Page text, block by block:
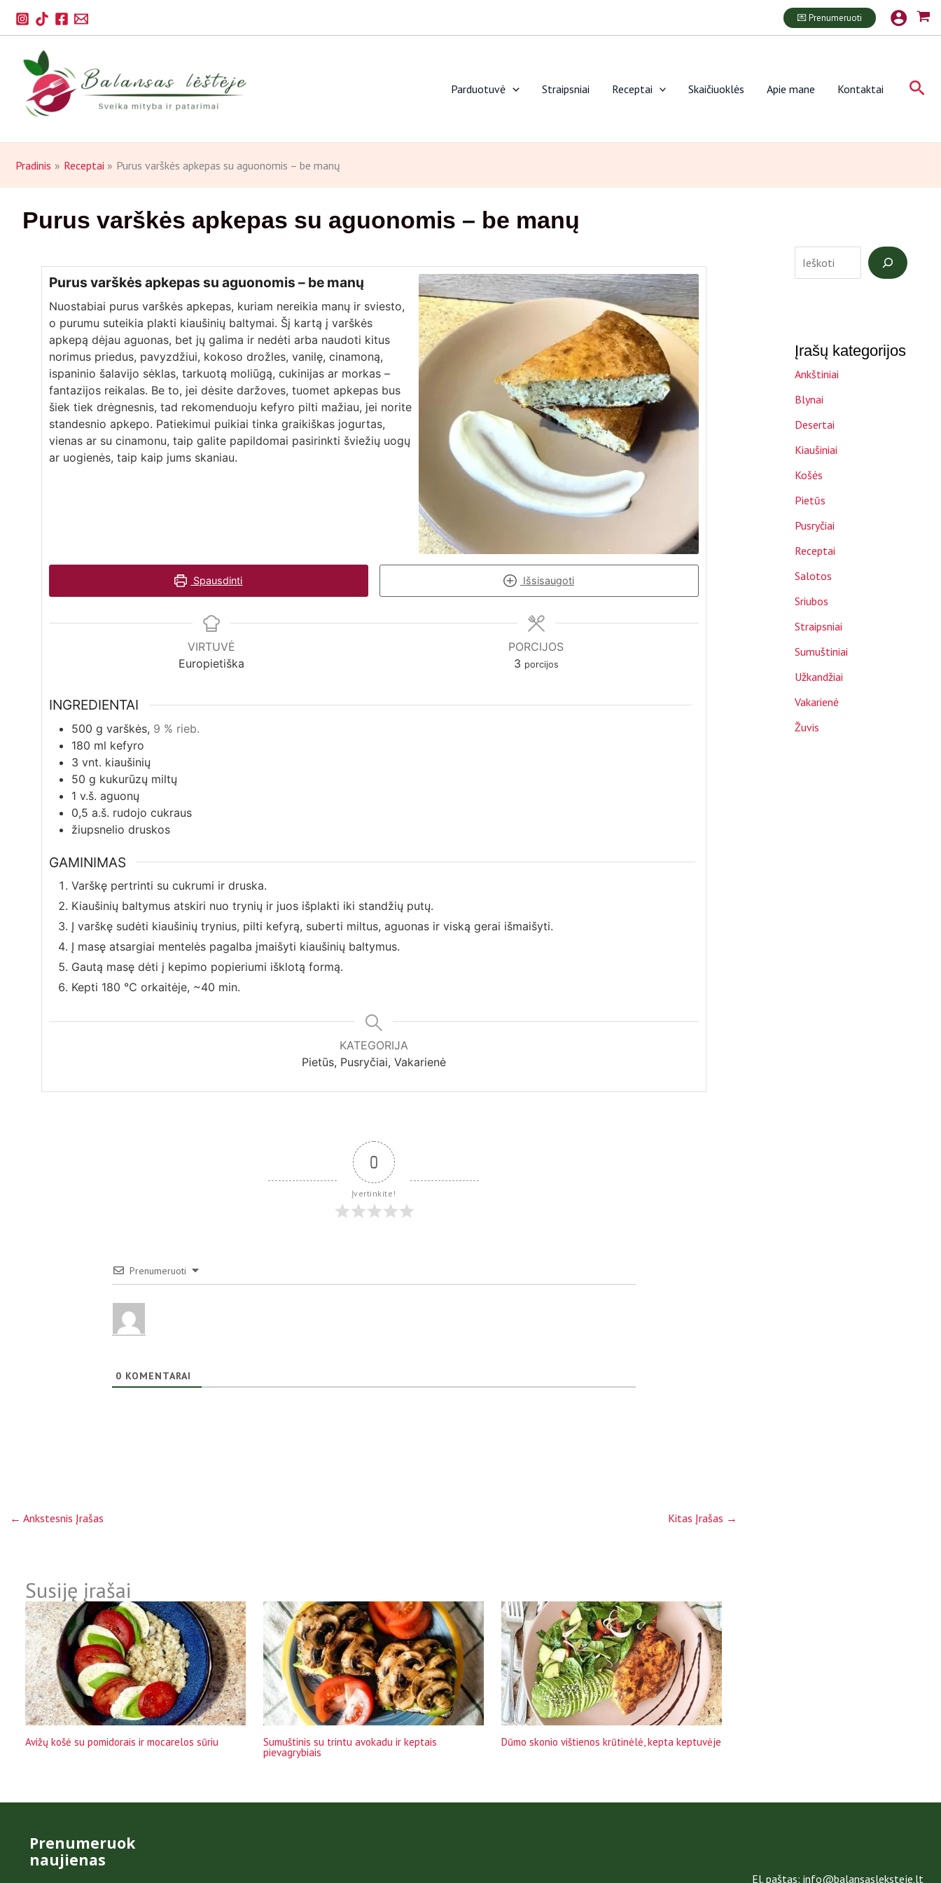
💌 Prenumeruoti
Parduotuvė Straipsniai Receptai Skaičiuoklės Apie mane Kontaktai
Pradinis Receptai Purus varškės apkepas su aguonomis – be manų
Purus varškės apkepas su aguonomis – be manų
Purus varškės apkepas su aguonomis – be manų
Nuostabiai purus varškės apkepas, kuriam nereikia manų ir sviesto,
o purumu suteikia plakti kiaušinių baltymai. Šį kartą į varškės
apkepą dėjau aguonas, bet jų galima ir nedėti arba naudoti kitus
norimus priedus, pavyzdžiui, kokoso drožles, vanilę, cinamoną,
ispaninio šalavijo sėklas, tarkuotą moliūgą, cukinijas ar morkas –
fantazijos reikalas. Be to, jei dėsite daržoves, tuomet apkepas bus
šiek tiek drėgnesnis, tad rekomenduoju kefyro pilti mažiau, jei norite
standesnio apkepo. Patiekimui puikiai tinka graikiškas jogurtas,
vienas ar su cinamonu, taip galite papildomai pasirinkti šviežių uogų
ar uogienės, taip kaip jums skaniau.
Spausdinti Išsisaugoti
VIRTUVĖ
Europietiška
PORCIJOS
3 porcijos
INGREDIENTAI
500 g varškės, 9 % rieb.
180 ml kefyro
3 vnt. kiaušinių
50 g kukurūzų miltų
1 v.š. aguonų
0,5 a.š. rudojo cukraus
žiupsnelio druskos
GAMINIMAS
Varškę pertrinti su cukrumi ir druska.
Kiaušinių baltymus atskiri nuo trynių ir juos išplakti iki standžių putų.
Į varškę sudėti kiaušinių trynius, pilti kefyrą, suberti miltus, aguonas ir viską gerai išmaišyti.
Į masę atsargiai mentelės pagalba įmaišyti kiaušinių baltymus.
Gautą masę dėti į kepimo popieriumi išklotą formą.
Kepti 180 ℃ orkaitėje, ~40 min.
KATEGORIJA
Pietūs, Pusryčiai, Vakarienė
0
Įvertinkite!
Prenumeruoti
0 KOMENTARAI
← Ankstesnis Įrašas Kitas Įrašas →
Susiję įrašai
Avižų košė su pomidorais ir mocarelos sūriu Sumuštinis su trintu avokadu ir keptais
pievagrybiais
Dūmo skonio vištienos krūtinėlė, kepta keptuvėje
P
a
a
Įrašų kategorijos
Ankštiniai
Blynai
Desertai
Kiaušiniai
Košės
Pietūs
Pusryčiai
Receptai
Salotos
Sriubos
Straipsniai
Sumuštiniai
Užkandžiai
Vakarienė
Žuvis
Prenumeruok
naujienas
El. paštas: info@balansasleksteje.lt